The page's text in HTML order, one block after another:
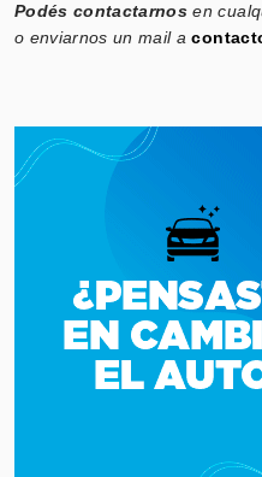
Podés contactarnos en
o enviarnos un mail a